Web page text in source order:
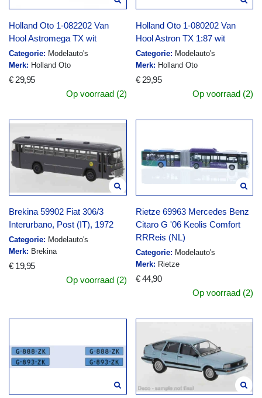
Holland Oto 1-082202 Van
Hool Astromega TX wit
Categorie: Modelauto's
Merk: Holland Oto
€ 29,95
Op voorraad (2)
Holland Oto 1-080202 Van
Hool Astron TX 1:87 wit
Categorie: Modelauto's
Merk: Holland Oto
€ 29,95
Op voorraad (2)
Brekina 59902 Fiat 306/3
Interurbano, Post (IT), 1972
Categorie: Modelauto's
Merk: Brekina
€ 19,95
Op voorraad (2)
Rietze 69963 Mercedes Benz
Citaro G '06 Keolis Comfort
RRReis (NL)
Categorie: Modelauto's
Merk: Rietze
€ 44,90
Op voorraad (2)